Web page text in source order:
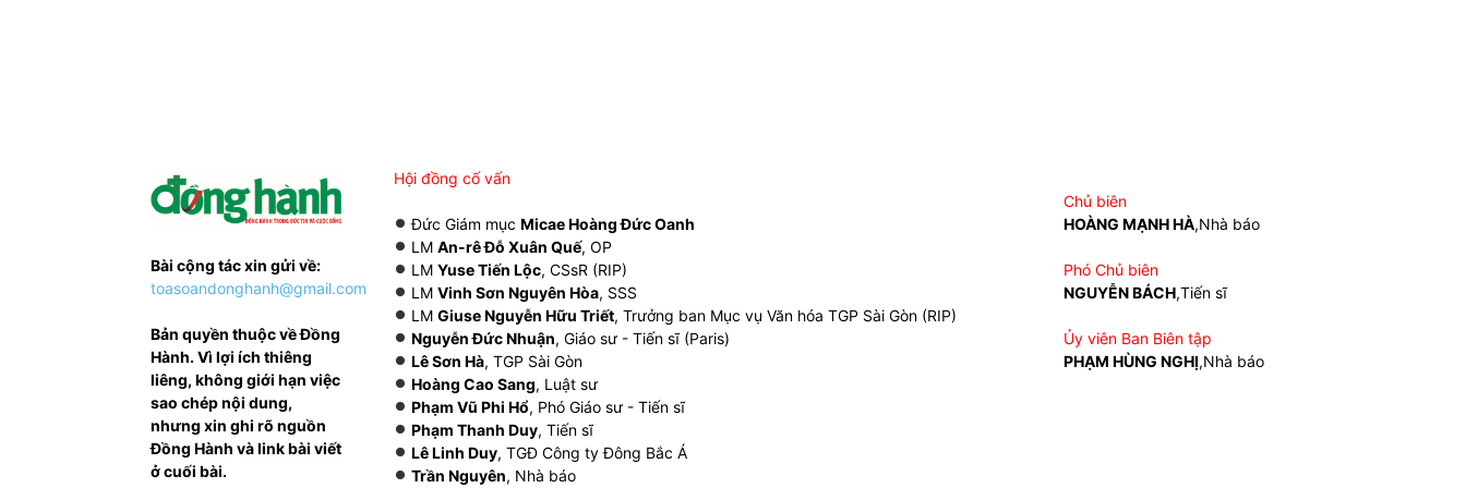
Bài cộng tác xin gửi về:
toasoandonghanh@gmail.com
Bản quyền thuộc về Đồng
Hành. Vì lợi ích thiêng
liêng, không giới hạn việc
sao chép nội dung,
nhưng xin ghi rõ nguồn
Đồng Hành và link bài viết
ở cuối bài.
Hội đồng cố vấn
Đức Giám mụcMicae Hoàng Đức Oanh
LMAn-rê Đỗ Xuân Quế, OP
LMYuse Tiến Lộc, CSsR (RIP)
LMVinh Sơn Nguyên Hòa, SSS
LMGiuse Nguyễn Hữu Triết, Trưởng ban Mục vụ Văn hóa TGP Sài Gòn (RIP)
Nguyễn Đức Nhuận, Giáo sư - Tiến sĩ (Paris)
Lê Sơn Hà, TGP Sài Gòn
Hoàng Cao Sang, Luật sư
Phạm Vũ Phi Hổ, Phó Giáo sư - Tiến sĩ
Phạm Thanh Duy, Tiến sĩ
Lê Linh Duy, TGĐ Công ty Đông Bắc Á
Trần Nguyên, Nhà báo
Chủ biên
HOÀNG MẠNH HÀ,Nhà báo
Phó Chủ biên
NGUYỄN BÁCH,Tiến sĩ
Ủy viên Ban Biên tập
PHẠM HÙNG NGHỊ,Nhà báo